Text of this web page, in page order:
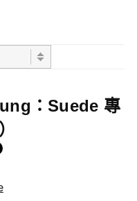
：Suede 專